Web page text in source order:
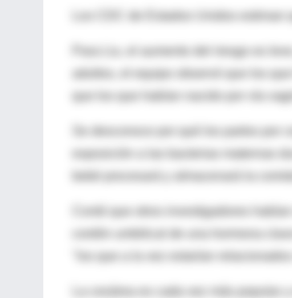
Para Liu, el aumento del riesgo es
adultos, el equipo observó que los
que los que habían nacido por vía
Se desconoce por qué los partos
exposición a las bacterias maternas
Contó que otros investigadores
cordón umbilical de una hormona